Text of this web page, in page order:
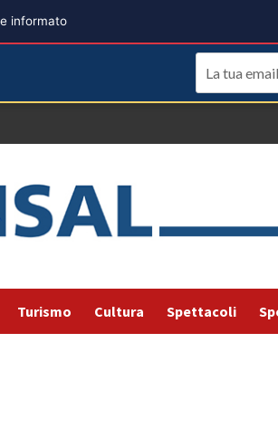
Turismo Cultura Spettacoli
informato